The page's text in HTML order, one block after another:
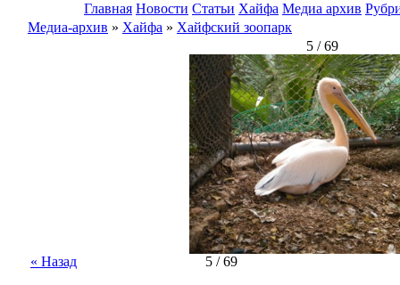
Главная Новости Статьи Хайфа Медиа архив
Медиа-архив » Хайфа » Хайфский зоопарк
5 / 69
« Назад 5 / 69